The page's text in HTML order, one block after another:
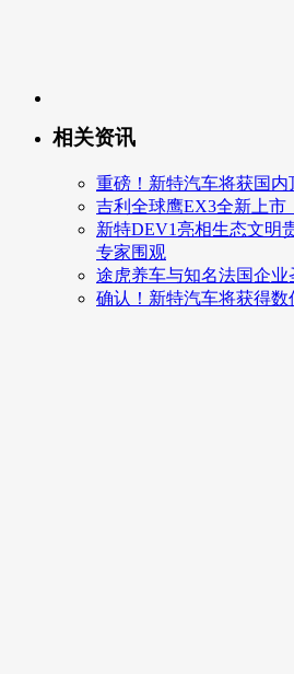
相关资讯
重磅！新特汽车将获国
吉利全球鹰EX3全新上市
新特DEV1亮相生态文明
专家围观
途虎养车与知名法国企
确认！新特汽车将获得